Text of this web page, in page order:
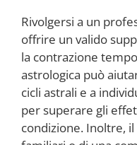
Rivolgersi a un
offrire un valido
la contrazione
astrologica può
cicli astrali e a
per superare gli
condizione. Inoltre,